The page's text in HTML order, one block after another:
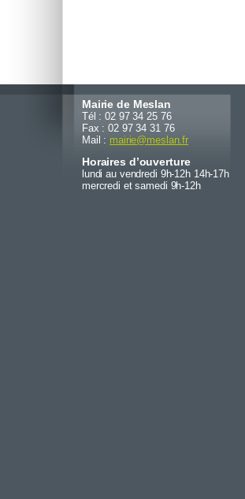
Mairie de Meslan
Tél : 02 97 34 25 76
Fax : 02 97 34 31 76
Mail : mairie@meslan.fr
Horaires d’ouverture
lundi au vendredi 9h-12h 14h-17h
mercredi et samedi 9h-12h